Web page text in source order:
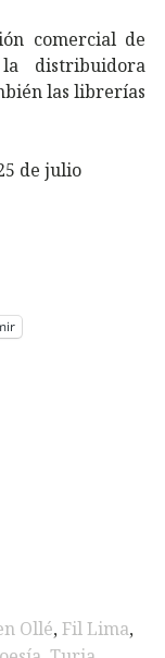
comercial de
distribuidora
las librerías
de julio
Ollé,Fil Lima,